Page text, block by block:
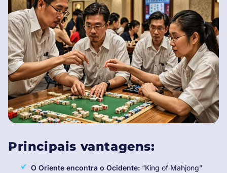
Principais vantagens:
O Oriente encontra o Ocidente:“King of Mahjong”